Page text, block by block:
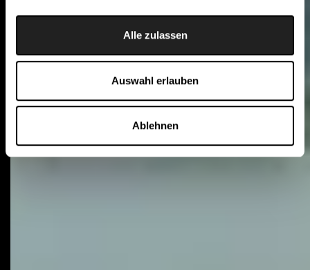
Alle zulassen
Auswahl erlauben
Ablehnen